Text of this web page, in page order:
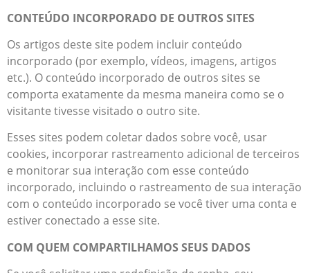
CONTEÚDO INCORPORADO DE OUTROS SITES
Os artigos deste site podem incluir conteúdo
incorporado (por exemplo, vídeos, imagens, artigos
etc.). O conteúdo incorporado de outros sites se
comporta exatamente da mesma maneira como se o
visitante tivesse visitado o outro site.
Esses sites podem coletar dados sobre você, usar
cookies, incorporar rastreamento adicional de terceiros
e monitorar sua interação com esse conteúdo
incorporado, incluindo o rastreamento de sua interação
com o conteúdo incorporado se você tiver uma conta e
estiver conectado a esse site.
COM QUEM COMPARTILHAMOS SEUS DADOS